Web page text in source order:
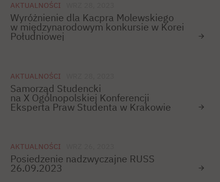
AKTUALNOŚCI
Wyróżnienie dla Kacpra Molewskiego
w międzynarodowym konkursie w Korei
Południowej
AKTUALNOŚCI
Samorząd Studencki
na X Ogólnopolskiej Konferencji
Eksperta Praw Studenta w Krakowie
AKTUALNOŚCI
Posiedzenie nadzwyczajne RUSS
26.09.2023